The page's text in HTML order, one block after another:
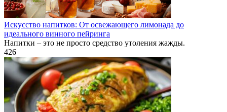
Искусство напитков: От освежающего лимонада до
идеального винного пейринга
Напитки – это не просто средство утоления жажды.
426